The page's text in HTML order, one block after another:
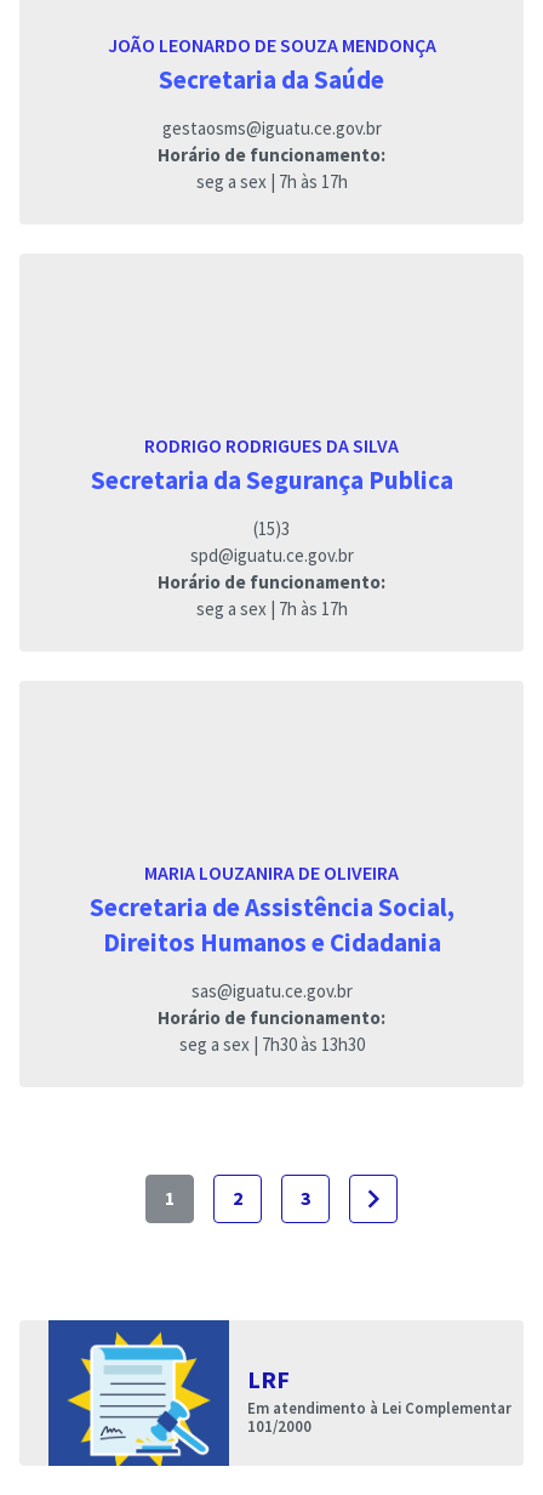
JOÃO LEONARDO DE SOUZA MENDONÇA
Secretaria da Saúde
gestaosms@iguatu.ce.gov.br
Horário de funcionamento:
seg a sex | 7h às 17h
RODRIGO RODRIGUES DA SILVA
Secretaria da Segurança Publica
(15)3
spd@iguatu.ce.gov.br
Horário de funcionamento:
seg a sex | 7h às 17h
MARIA LOUZANIRA DE OLIVEIRA
Secretaria de Assistência Social,
Direitos Humanos e Cidadania
sas@iguatu.ce.gov.br
Horário de funcionamento:
seg a sex | 7h30 às 13h30
1 2 3 navigate_next
LRF
Em atendimento à Lei Complementar
101/2000